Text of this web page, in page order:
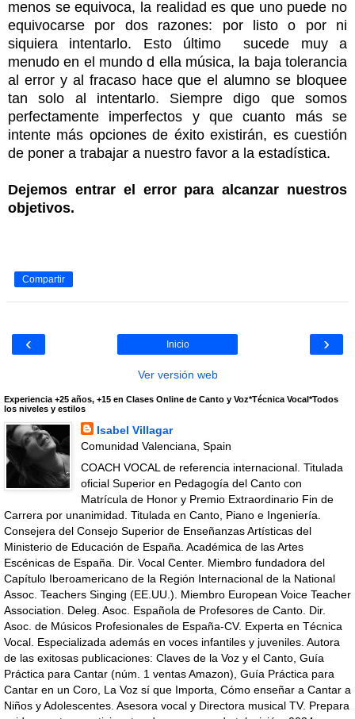
menos se equivoca, la realidad es que uno puede no
equivocarse por dos razones: por listo o por ni
siquiera intentarlo. Esto último sucede muy a
menudo en el mundo d ella música, la baja tolerancia
al error y al fracaso hace que el alumno se bloquee
tan solo al intentarlo. Siempre digo que somos
perfectamente imperfectos y que cuanto más se
intente más opciones de éxito existirán, es cuestión
de poner a trabajar a nuestro favor a la estadística.
Dejemos entrar el error para alcanzar nuestros
objetivos.
Compartir
‹ ›
Inicio
Ver versión web
Experiencia +25 años, +15 en Clases Online de Canto y Voz*Técnica Vocal*Todos
los niveles y estilos
Isabel Villagar
Comunidad Valenciana, Spain
COACH VOCAL de referencia internacional. Titulada
oficial Superior en Pedagogía del Canto con
Matrícula de Honor y Premio Extraordinario Fin de
Carrera por unanimidad. Titulada en Canto, Piano e Ingeniería.
Consejera del Consejo Superior de Enseñanzas Artísticas del
Ministerio de Educación de España. Académica de las Artes
Escénicas de España. Dir. Vocal Center. Miembro fundadora del
Capítulo Iberoamericano de la Región Internacional de la National
Assoc. Teachers Singing (EE.UU.). Miembro European Voice Teacher
Association. Deleg. Asoc. Española de Profesores de Canto. Dir.
Asoc. de Músicos Profesionales de España-CV. Experta en Técnica
Vocal. Especializada además en voces infantiles y juveniles. Autora
de las exitosas publicaciones: Claves de la Voz y el Canto, Guía
Práctica para Cantar (núm. 1 ventas Amazon), Guía Práctica para
Cantar en un Coro, La Voz sí que Importa, Cómo enseñar a Cantar a
Niños y Adolescentes. Asesora vocal y Directora musical TV. Prepara